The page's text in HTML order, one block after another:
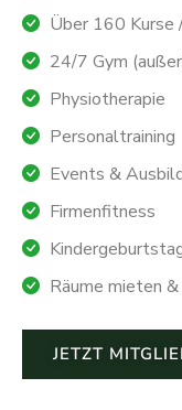
Über 160 Kurse
24/7 Gym
Physiotherapie
Personaltraining
Events &
Firmenfitness
Räume mieten
JETZT